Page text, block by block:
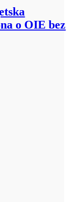
o OIE bez